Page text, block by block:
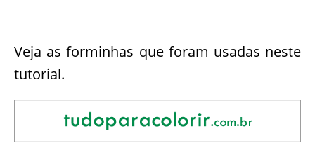
Veja as forminhas que foram usadas neste
tutorial.